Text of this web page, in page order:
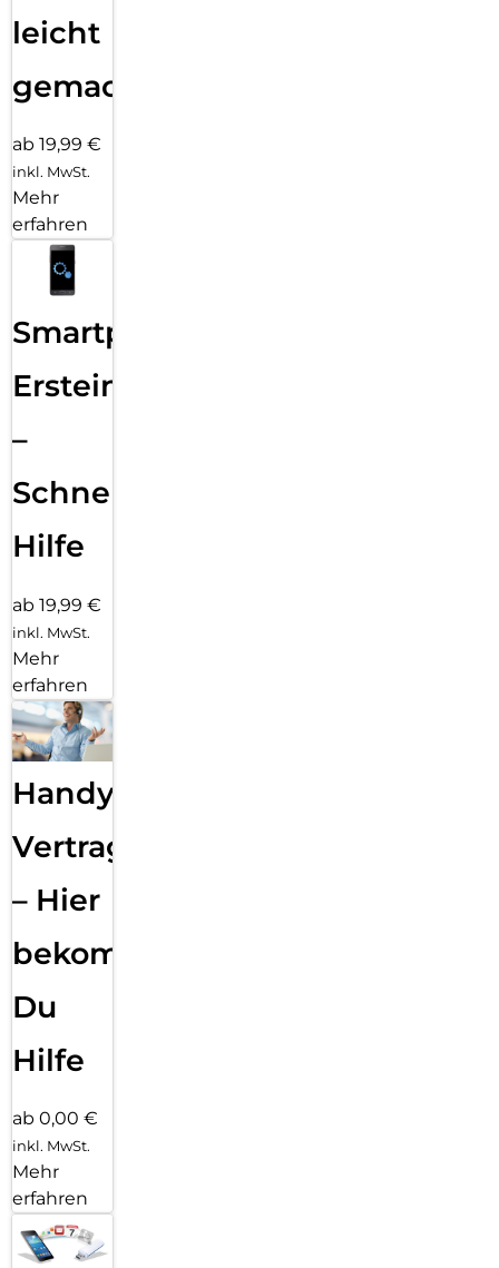
leicht
gemacht!
ab 19,99 €
inkl. MwSt.
Mehr
erfahren
Smartphone
Ersteinrichtung
–
Schnelle
Hilfe
ab 19,99 €
inkl. MwSt.
Mehr
erfahren
Handy
Vertragsabwicklung
– Hier
bekommst
Du
Hilfe
ab 0,00 €
inkl. MwSt.
Mehr
erfahren